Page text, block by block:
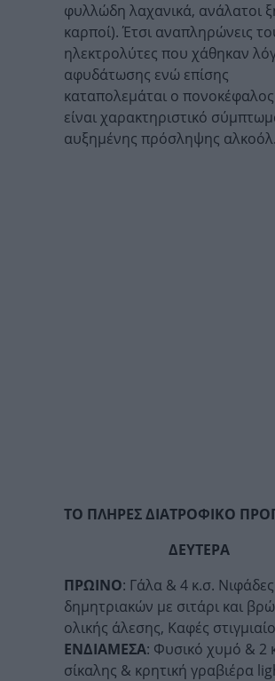
φυλλώδη λαχανικά, ανάλατοι
καρποί). Έτσι αναπληρώνεις
ηλεκτρολύτες που χάθηκαν
αφυδάτωσης ενώ επίσης
καταπολεμάται ο
είναι χαρακτηριστικό
αυξημένης πρόσληψης αλκοόλ.
ΤΟ ΠΛΗΡΕΣ ΔΙΑΤΡΟΦΙΚΟ
ΔΕΥΤΕΡΑ
ΠΡΩΙΝΟ: Γάλα & 4 κ.σ. Νιφάδες
δημητριακών με σιτάρι και
ολικής άλεσης, Καφές
ΕΝΔΙΑΜΕΣΑ: Φυσικό χυμό & 2
σίκαλης & κρητική γραβιέρα